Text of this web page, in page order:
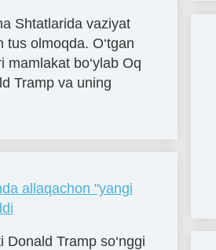
Shtatlarida vaziyat
tus olmoqda. O‘tgan
mamlakat bo‘ylab Oq
Tramp va uning
allaqachon "yangi
Donald Tramp so‘nggi